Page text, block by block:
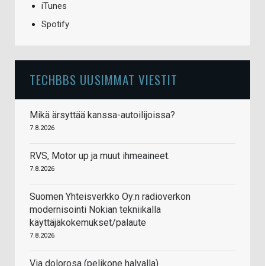
iTunes
Spotify
TECHBBS UUSIMMAT VIESTIT
Mikä ärsyttää kanssa-autoilijoissa?
7.8.2026
RVS, Motor up ja muut ihmeaineet.
7.8.2026
Suomen Yhteisverkko Oy:n radioverkon
modernisointi Nokian tekniikalla
käyttäjäkokemukset/palaute
7.8.2026
Via dolorosa (pelikone halvalla)